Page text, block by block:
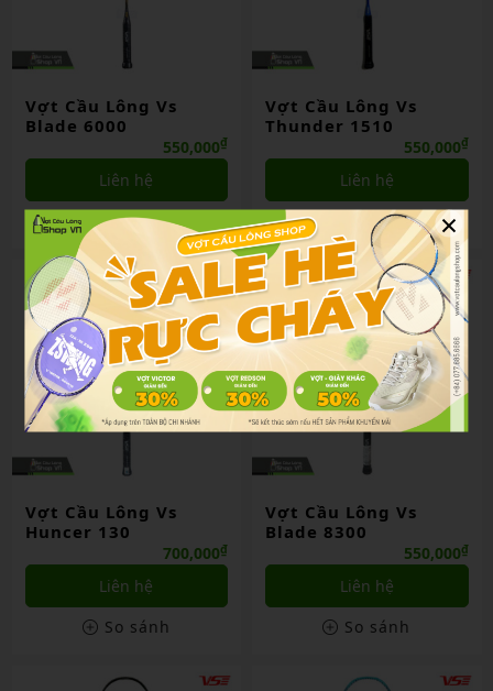
Vợt Cầu Lông Vs
Blade 6000
550,000₫
Liên hệ
So sánh
Vợt Cầu Lông Vs
Thunder 1510
550,000₫
Liên hệ
So sánh
Vợt Cầu Lông Vs
Huncer 130
700,000₫
Liên hệ
So sánh
Vợt Cầu Lông Vs
Blade 8300
550,000₫
Liên hệ
So sánh
×